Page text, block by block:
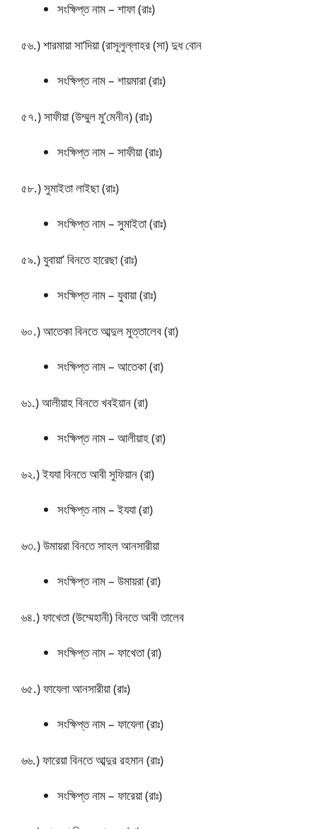
সংক্ষিপ্ত নাম – শাফা (রাঃ)
৫৬.) শারমায়া সা’দিয়া (রাসূলুল্লাহর (সা) দুধ বোন
সংক্ষিপ্ত নাম – শায়মারা (রাঃ)
৫৭.) সাফীয়া (উম্মুল মু’মেনীন) (রাঃ)
সংক্ষিপ্ত নাম – সাফীয়া (রাঃ)
৫৮.) সুমাইতা লাইছা (রাঃ)
সংক্ষিপ্ত নাম – সুমাইতা (রাঃ)
৫৯.) যুবায়া’ বিনতে হারেছা (রাঃ)
সংক্ষিপ্ত নাম – যুবায়া (রাঃ)
৬০.) আতেকা বিনতে আব্দুল মুত্তালেব (রা)
সংক্ষিপ্ত নাম – আতেকা (রা)
৬১.) আলীয়াহ বিনতে খবইয়ান (রা)
সংক্ষিপ্ত নাম – আলীয়াহ (রা)
৬২.) ইযযা বিনতে আবী সুফিয়ান (রা)
সংক্ষিপ্ত নাম – ইযযা (রা)
৬৩.) উমায়রা বিনতে সাহল আনসারীয়া
সংক্ষিপ্ত নাম – উমায়রা (রা)
৬৪.) ফাখেতা (উম্মেহানী) বিনতে আবী তালেব
সংক্ষিপ্ত নাম – ফাখেতা (রা)
৬৫.) ফাযেলা আনসারীয়া (রাঃ)
সংক্ষিপ্ত নাম – ফাযেলা (রাঃ)
৬৬.) ফারেয়া বিনতে আব্দুর রহমান (রাঃ)
সংক্ষিপ্ত নাম – ফারেয়া (রাঃ)